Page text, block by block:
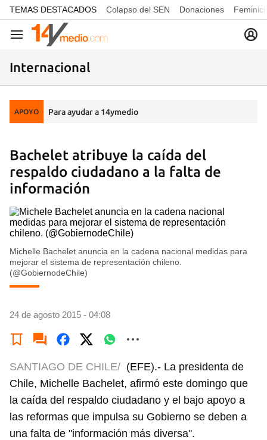
common.go-to-content
TEMAS DESTACADOS Colapso del SEN Donaciones
Navegación
Internacional
APOYO Para ayudar a 14ymedio
Bachelet atribuye la caída del
respaldo ciudadano a la falta de
información
Michelle Bachelet anuncia en la cadena nacional medidas para
mejorar el sistema de representación chileno.
(@GobiernodeChile)
24 de agosto 2015 - 04:08
SANTIAGO DE CHILE/ (EFE).- La presidenta de
Chile, Michelle Bachelet, afirmó este domingo que
la caída del respaldo ciudadano y el bajo apoyo a
las reformas que impulsa su Gobierno se deben a
una falta de "información más diversa".